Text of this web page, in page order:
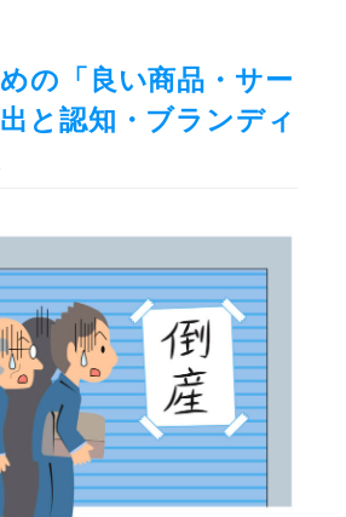
の「良い商品・サー
と認知・ブランディ